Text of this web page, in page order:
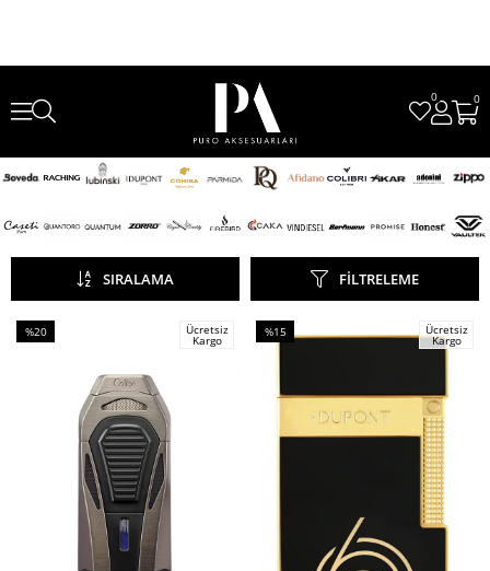
0
0
FILTRELEME
SIRALAMA
%20
Ücretsiz
Kargo
%15
Ücretsiz
Kargo